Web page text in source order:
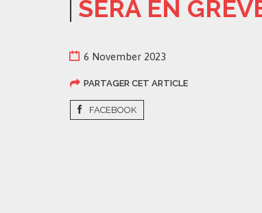
SERA EN
6 November 2023
PARTAGER CET ARTICLE
FACEBOOK